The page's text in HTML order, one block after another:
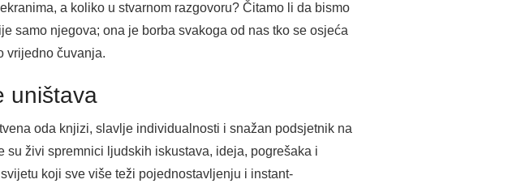
a koliko u stvarnom razgovoru? Čitamo li da bismo
samo njegova; ona je borba svakoga od nas tko se osjeća
vrijedno čuvanja.
uništava
oda knjizi, slavlje individualnosti i snažan podsjetnik na
su živi spremnici ljudskih iskustava, ideja, pogrešaka i
koji sve više teži pojednostavljenju i instant-